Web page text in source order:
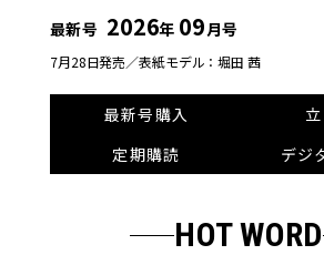
最新号 2026年 09月号
7月28日発売／表紙モデル：堀田 茜
最新号購入
定期購読
デジ
HOT WORD